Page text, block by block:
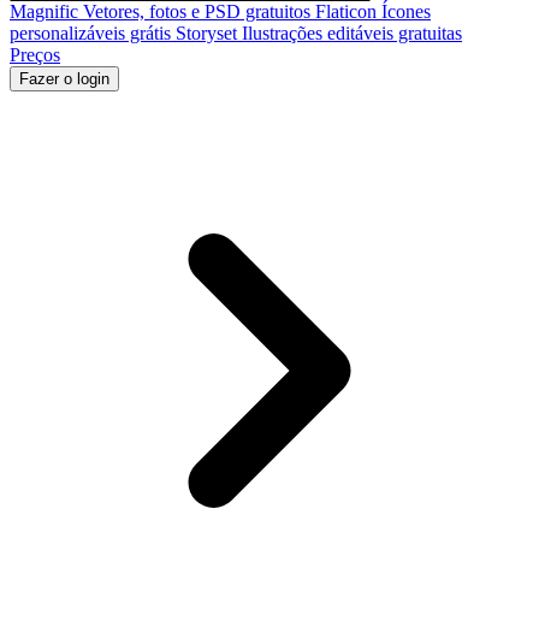
Magnific Vetores, fotos e PSD gratuitos Flaticon Ícones
personalizáveis grátis Storyset Ilustrações editáveis gratuitas
Preços
Fazer o login